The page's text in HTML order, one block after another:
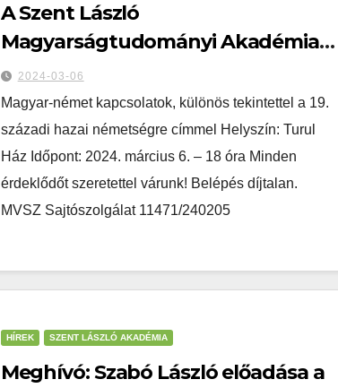
A Szent László
Magyarságtudományi Akadémia
keretében, Vajta Dénes, az
Országos Trianon Társaság
ügyvezető alelnöke tart elôadást
2024-03-06
Magyar-német kapcsolatok, különös tekintettel a 19.
századi hazai németségre címmel Helyszín: Turul
Ház Időpont: 2024. március 6. – 18 óra Minden
érdeklődőt szeretettel várunk! Belépés díjtalan.
MVSZ Sajtószolgálat 11471/240205
HÍREK SZENT LÁSZLÓ AKADÉMIA
Meghívó: Szabó László előadása a